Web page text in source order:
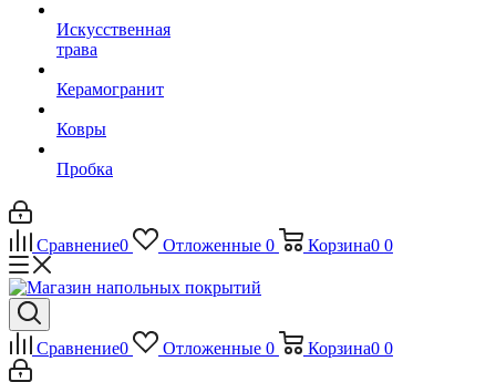
Искусственная
трава
Керамогранит
Ковры
Пробка
Сравнение0 Отложенные 0 Корзина0 0
Сравнение0 Отложенные 0 Корзина0 0